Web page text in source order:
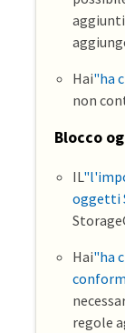
Hai"ha
non
Blocco
IL
oggetti
Hai"ha
regole